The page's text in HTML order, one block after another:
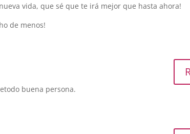
vida, que sé que te irá mejor que hasta ahora!
de menos!
buena persona.